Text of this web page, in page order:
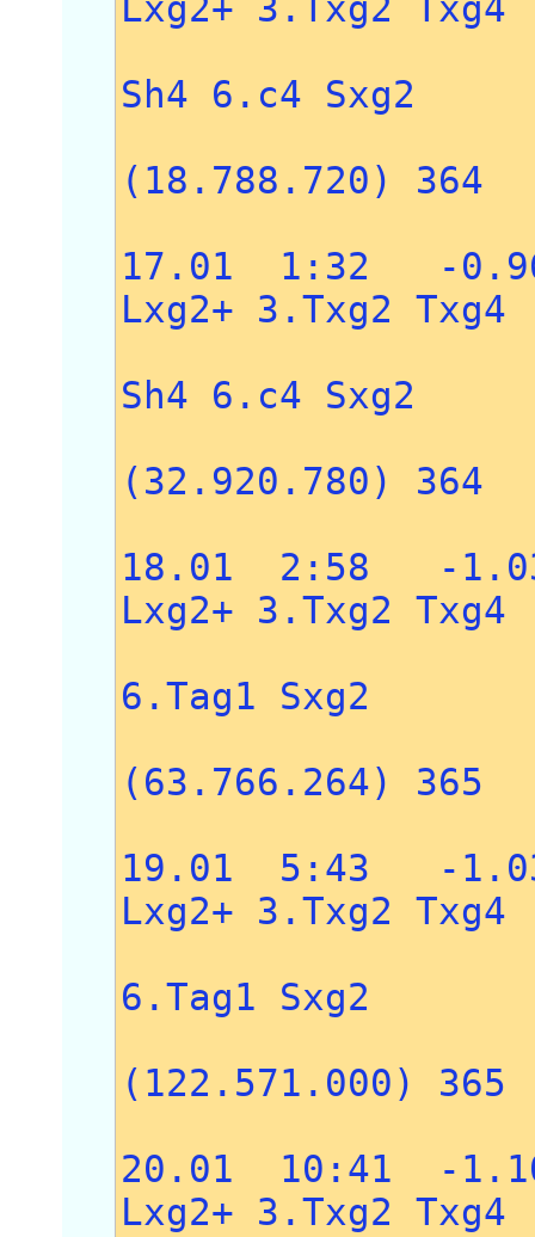
Sh4 6.c4 Sxg2
(18.788.720) 364
17.01 1:32 -
Lxg2+ 3.Txg2 Txg4
Sh4 6.c4 Sxg2
(32.920.780) 364
18.01 2:58 -
Lxg2+ 3.Txg2 Txg4
6.Tag1 Sxg2
(63.766.264) 365
19.01 5:43 -
Lxg2+ 3.Txg2 Txg4
6.Tag1 Sxg2
(122.571.000) 365
20.01 10:41 -
Lxg2+ 3.Txg2 Txg4